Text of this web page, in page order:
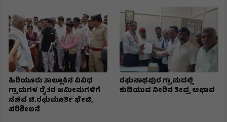
ಹಿರಿಯೂರು ತಾಲ್ಲೂಕಿನ ವಿವಿಧ
ಗ್ರಾಮಗಳ ರೈತರ ಜಮೀನುಗಳಿಗೆ
ಸಚಿವ ಟಿ.ರಘುಮೂರ್ತಿ ಭೇಟಿ,
ಪರಿಶೀಲನೆ
ರಘುನಾಥಪುರ ಗ್ರಾಮದಲ್ಲಿ
ಕುಡಿಯುವ ನೀರಿನ ತೀವ್ರ ಅಭಾವ